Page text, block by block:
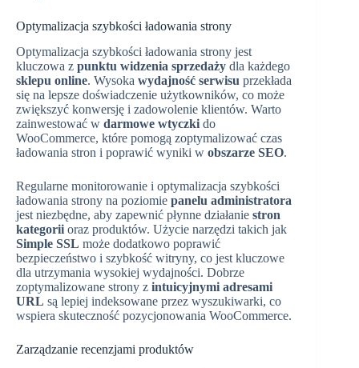
Optymalizacja szybkości ładowania strony
Optymalizacja szybkości ładowania strony jest
kluczowa z punktu widzenia sprzedaży dla każdego
sklepu online. Wysoka wydajność serwisu przekłada
się na lepsze doświadczenie użytkowników, co może
zwiększyć konwersję i zadowolenie klientów. Warto
zainwestować w darmowe wtyczki do
WooCommerce, które pomogą zoptymalizować czas
ładowania stron i poprawić wyniki w obszarze SEO.
Regularne monitorowanie i optymalizacja szybkości
ładowania strony na poziomie panelu administratora
jest niezbędne, aby zapewnić płynne działanie stron
kategorii oraz produktów. Użycie narzędzi takich jak
Simple SSL może dodatkowo poprawić
bezpieczeństwo i szybkość witryny, co jest kluczowe
dla utrzymania wysokiej wydajności. Dobrze
zoptymalizowane strony z intuicyjnymi adresami
URL są lepiej indeksowane przez wyszukiwarki, co
wspiera skuteczność pozycjonowania WooCommerce.
Zarządzanie recenzjami produktów